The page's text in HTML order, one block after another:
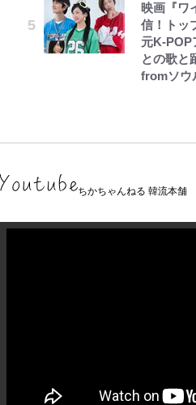
映画『ワ
信！トッ
元K-POP
との歌と
fromソウ
ちかちゃんねる 韓流本舗